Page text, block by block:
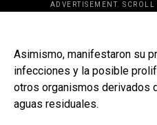
ADVERTISEMENT.
Asimismo, manifestaron su
infecciones y la posible
otros organismos derivados
aguas residuales.